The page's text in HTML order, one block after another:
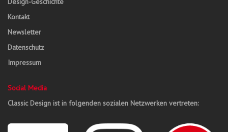
Kontakt
Newsletter
Datenschutz
Impressum
Social Media
Classic Design ist in folgenden sozialen Netzwerken vertreten: